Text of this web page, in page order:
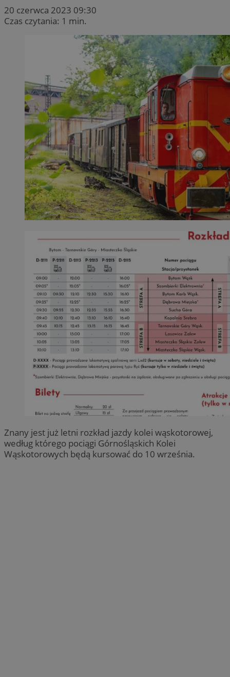
20 czerwca 2023 09:30
Czas czytania: 1 min.
Znany jest już letni rozkład jazdy kolei wąskotorowej,
według którego pociągi Górnośląskich Kolei
Wąskotorowych będą kursować do 10 września.